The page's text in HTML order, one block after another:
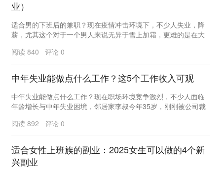
业）
适合男的下班后的兼职？现在疫情冲击环境下，不少人失业，降
薪，尤其这个对于一个男人来说无异于雪上加霜，更难的是在大
阅读 840 评论 0
中年失业能做点什么工作？这5个工作收入可观
中年失业能做点什么工作？现在职场环境竞争激烈，不少人面临
年龄增长与中年失业困境，邻居家李叔今年35岁，刚刚被公司裁
阅读 892 评论 0
适合女性上班族的副业：2025女生可以做的4个新
兴副业